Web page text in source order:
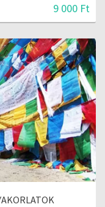
9 000 Ft